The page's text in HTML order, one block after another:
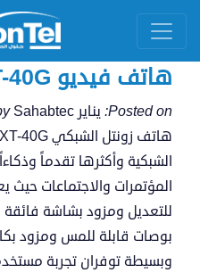
هاتف فيديو XT-40G
Posted on: يناير 11th, 2021Sahabtec
الشبكية وأكثرها تقدماً
المؤتمرات والاجتماعات حيث
بوصات قابلة للمس ومزود
وبسيطة توفران تجربة